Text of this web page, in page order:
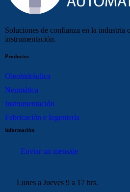
Soluciones de confianza en la industria
instrumentación.
Productos
Oleohidráulica
Neumática
Instrumentación
Fabricación e Ingeniería
Información
Enviar un mensaje
Lunes a Jueves 9 a 17 hrs.